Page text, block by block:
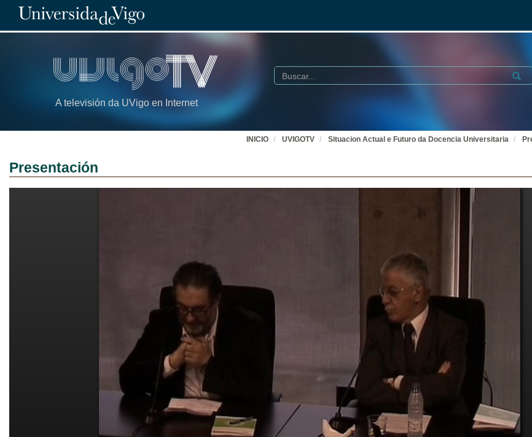
A televisión da UVigo en Internet
Buscar Submit
INICIO UVIGOTV Situacion Actual e Futuro da Docencia Universitaria
Presentación